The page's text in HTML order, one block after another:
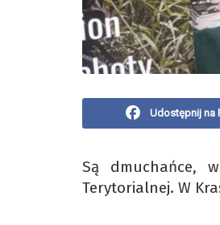
Udostępnij na
Są dmuchańce,
Terytorialnej. W